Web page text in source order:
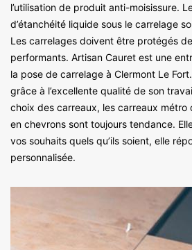
l’utilisation de produit anti-moisissure.
d’étanchéité liquide sous le carrelage
Les carrelages doivent être protégés
performants. Artisan Cauret est une
la pose de carrelage à Clermont Le
grâce à l’excellente qualité de son
choix des carreaux, les carreaux métro
en chevrons sont toujours tendance.
vos souhaits quels qu’ils soient, elle
personnalisée.